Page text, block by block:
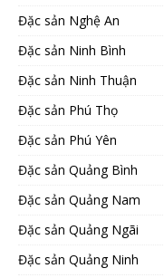
Đặc sản Nghệ An
Đặc sản Ninh Bình
Đặc sản Ninh Thuận
Đặc sản Phú Thọ
Đặc sản Phú Yên
Đặc sản Quảng Bình
Đặc sản Quảng Nam
Đặc sản Quảng Ngãi
Đặc sản Quảng Ninh